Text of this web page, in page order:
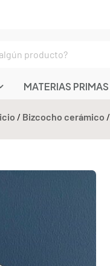
MATERIAS PRIMAS
/ Bizcocho cerámico /